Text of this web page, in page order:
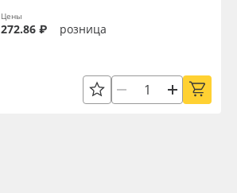
Цены
272.86 ₽ розница